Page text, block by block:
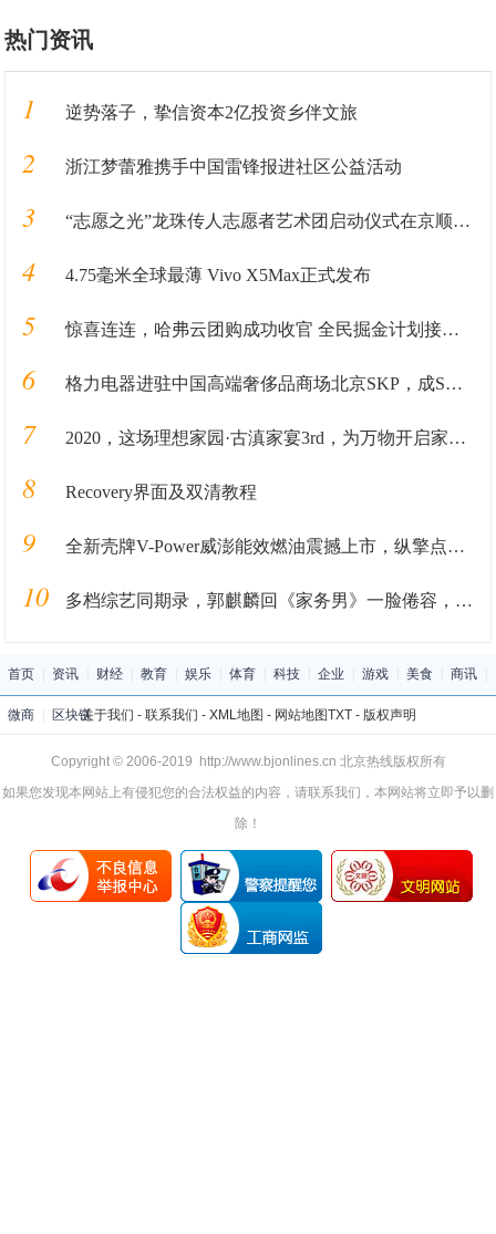
热门资讯
1 逆势落子，挚信资本2亿投资乡伴文旅
2 浙江梦蕾雅携手中国雷锋报进社区公益活动
3 “志愿之光”龙珠传人志愿者艺术团启动仪式在京顺利启动
4 4.75毫米全球最薄 Vivo X5Max正式发布
5 惊喜连连，哈弗云团购成功收官 全民掘金计划接踵而至
6 格力电器进驻中国高端奢侈品商场北京SKP，成SKP国产家电第一品牌
7 2020，这场理想家园·古滇家宴3rd，为万物开启家园的新篇章
8 Recovery界面及双清教程
9 全新壳牌V-Power威澎能效燃油震撼上市，纵擎点亮德州夜空！
10 多档综艺同期录，郭麒麟回《家务男》一脸倦容，敬业态度被赞
首页 资讯 财经 教育 娱乐 体育 科技 企业 游戏 美食 商讯
微商 区块链关于我们 - 联系我们 - XML地图 - 网站地图TXT- 版权声明
Copyright © 2006-2019 http://www.bjonlines.cn 北京热线版权所有
如果您发现本网站上有侵犯您的合法权益的内容，请联系我们，本网站将立即予以删
除！